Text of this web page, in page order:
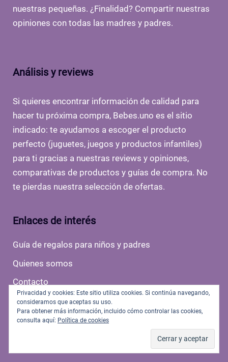
nuestras pequeñas. ¿Finalidad? Compartir nuestras
opiniones con todas las madres y padres.
Privacidad y cookies: Este sitio utiliza cookies. Si continúa navegando,
consideramos que aceptas su uso.
Para obtener más información, incluido cómo controlar las cookies,
consulta aquí: Política de cookies
Análisis y reviews
Si quieres encontrar información de calidad para
hacer tu próxima compra, Bebes.uno es el sitio
indicado: te ayudamos a escoger el producto
perfecto (juguetes, juegos y productos infantiles)
para ti gracias a nuestras reviews y opiniones,
comparativas de productos y guías de compra. No
te pierdas nuestra selección de ofertas.
Enlaces de interés
Guía de regalos para niños y padres
Quienes somos
Contacto
Sitemap
Política de Privacidad y Datos Legales